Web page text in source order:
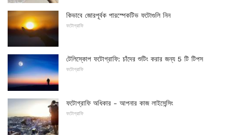
কিভাবে জোরপূর্বক পারস্পেকটিভ ফটোগুলি নিন
ফটোগ্রাফি
টেলিস্কোপ ফটোগ্রাফি: চাঁদের শুটিং করার জন্য 5 টি টিপস
ফটোগ্রাফি
ফটোগ্রাফি অধিকার - আপনার কাজ লাইসেন্সিং
ফটোগ্রাফি